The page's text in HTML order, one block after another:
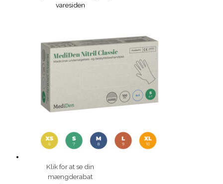
varesiden
Klik for at se din
mængderabat